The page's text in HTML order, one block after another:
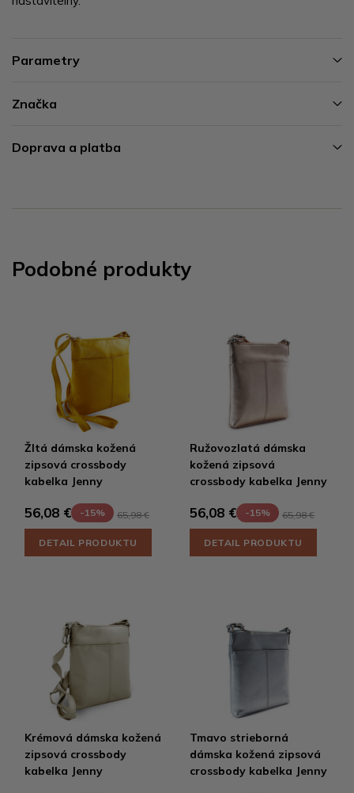
Parametry
Značka
Doprava a platba
Podobné produkty
Žltá dámska kožená
zipsová crossbody
kabelka Jenny
56,08 € -15% 65,98 €
DETAIL PRODUKTU
Ružovozlatá dámska
kožená zipsová
crossbody kabelka Jenny
56,08 € -15% 65,98 €
DETAIL PRODUKTU
Krémová dámska kožená
zipsová crossbody
kabelka Jenny
Tmavo strieborná
dámska kožená zipsová
crossbody kabelka Jenny